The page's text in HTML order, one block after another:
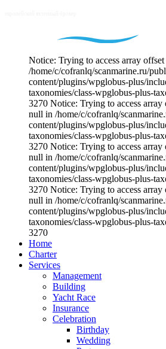
Notice: Trying to access array
/home/c/cofranlq/scanmarine.ru/
content/plugins/wpglobus-plus/
taxonomies/class-wpglobus-plus-
3270 Notice: Trying to access
null in /home/c/cofranlq/
content/plugins/wpglobus-plus/
taxonomies/class-wpglobus-plus-
3270 Notice: Trying to access
null in /home/c/cofranlq/
content/plugins/wpglobus-plus/
taxonomies/class-wpglobus-plus-
3270 Notice: Trying to access
null in /home/c/cofranlq/
content/plugins/wpglobus-plus/
taxonomies/class-wpglobus-plus-
3270
Home
Charter
Services
Management
Building
Yacht Race
Insurance
Celebration
Birthday
Wedding